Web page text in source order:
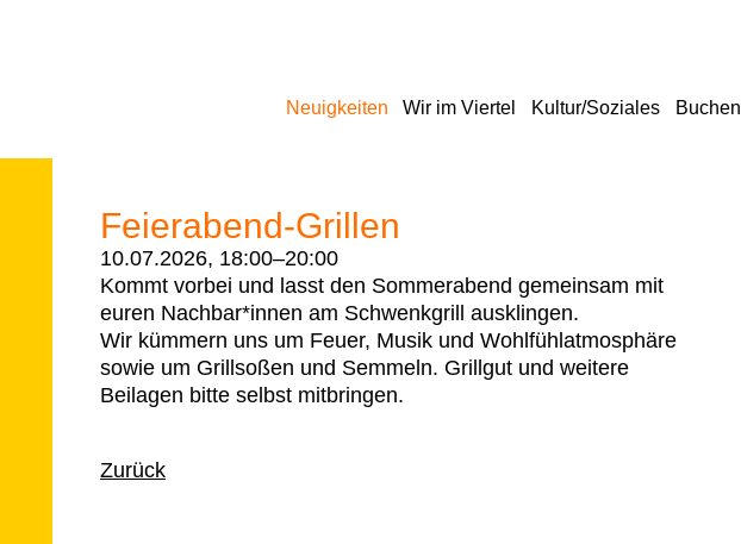
Neuigkeiten Wir im Viertel Kultur/Soziales Buchen
Feierabend-Grillen
10.07.2026, 18:00–20:00
Kommt vorbei und lasst den Sommerabend gemeinsam mit
euren Nachbar*innen am Schwenkgrill ausklingen.
Wir kümmern uns um Feuer, Musik und Wohlfühlatmosphäre
sowie um Grillsoßen und Semmeln. Grillgut und weitere
Beilagen bitte selbst mitbringen.
Zurück